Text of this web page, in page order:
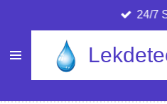
direct
naar
24/7